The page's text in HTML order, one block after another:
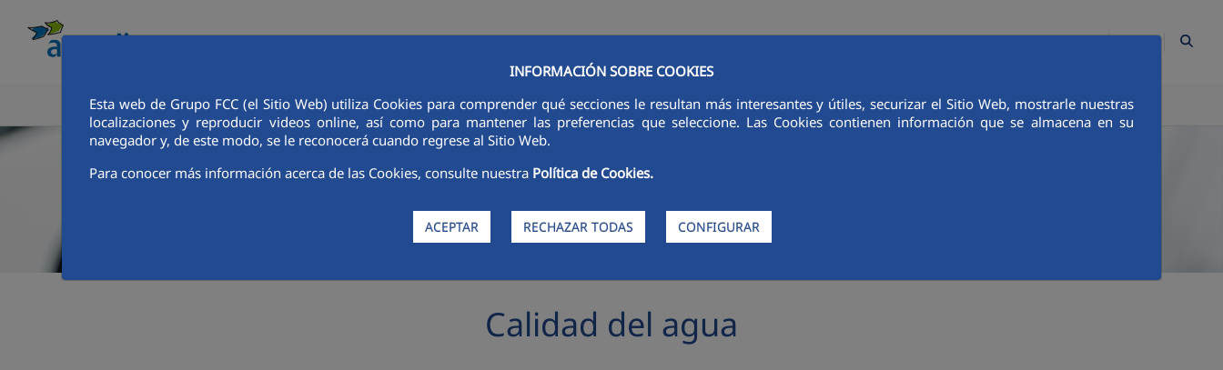
INFORMACIÓN SOBRE COOKIES
Esta web de Grupo FCC (el Sitio Web) utiliza Cookies para comprender qué secciones le resultan más interesantes y útiles, securizar el Sitio Web, mostrarle nuestras
localizaciones y reproducir videos online, así como para mantener las preferencias que seleccione. Las Cookies contienen información que se almacena en su
navegador y, de este modo, se le reconocerá cuando regrese al Sitio Web.
Para conocer más información acerca de las Cookies, consulte nuestra Política de Cookies.
ACEPTAR RECHAZAR TODAS CONFIGURAR
CONOCE AQUALIA ANALISTAS E INVERSORES INNOVACIÓN DIGITALIZACIÓN SOSTENIBILIDAD ÉTICA E INTEGRIDAD COMUNICACIÓN
Calidad del agua